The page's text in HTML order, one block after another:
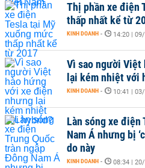
Thị phần xe điện
thấp nhất kể từ
KINH DOANH - 14:20 |
Vì sao người Việt
lại kém nhiệt với
KINH DOANH - 10:41 |
Làn sóng xe điện
Nam Á nhưng bị
do này
KINH DOANH - 08:34 |